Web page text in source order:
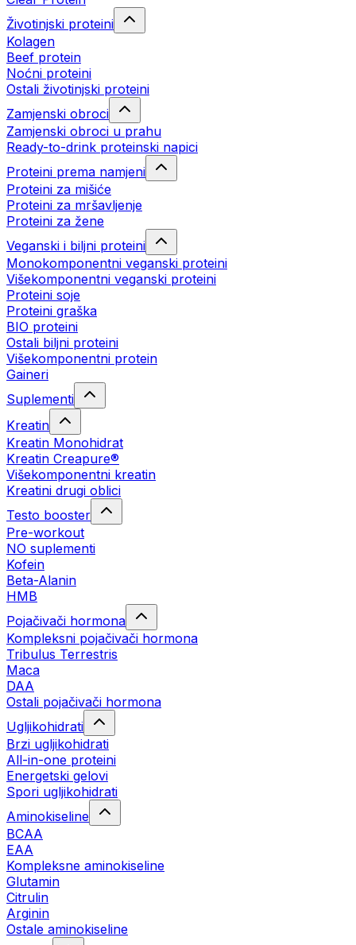
Životinjski proteini
Kolagen
Beef protein
Noćni proteini
Ostali životinjski proteini
Zamjenski obroci
Zamjenski obroci u prahu
Ready-to-drink proteinski napici
Proteini prema namjeni
Proteini za mišiće
Proteini za mršavljenje
Proteini za žene
Veganski i biljni proteini
Monokomponentni veganski proteini
Višekomponentni veganski proteini
Proteini soje
Proteini graška
BIO proteini
Ostali biljni proteini
Višekomponentni protein
Gaineri
Suplementi
Kreatin
Kreatin Monohidrat
Kreatin Creapure®
Višekomponentni kreatin
Kreatini drugi oblici
Testo booster
Pre-workout
NO suplementi
Kofein
Beta-Alanin
HMB
Pojačivači hormona
Kompleksni pojačivači hormona
Tribulus Terrestris
Maca
DAA
Ostali pojačivači hormona
Ugljikohidrati
Brzi ugljikohidrati
All-in-one proteini
Energetski gelovi
Spori ugljikohidrati
Aminokiseline
BCAA
EAA
Kompleksne aminokiseline
Glutamin
Citrulin
Arginin
Ostale aminokiseline